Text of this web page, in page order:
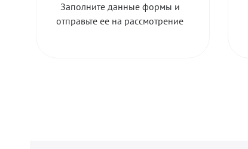
Заполните данные формы и
отправьте ее на рассмотрение